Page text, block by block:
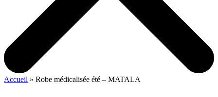
Accueil » Robe médicalisée été – MATALA